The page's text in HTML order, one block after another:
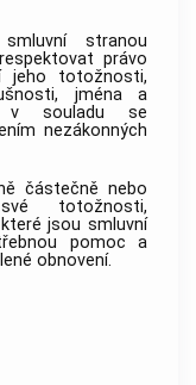
stranou
právo
jeho totožnosti,
jména a
v souladu se
nezákonných
částečně nebo
totožnosti,
jsou smluvní
pomoc a
obnovení.